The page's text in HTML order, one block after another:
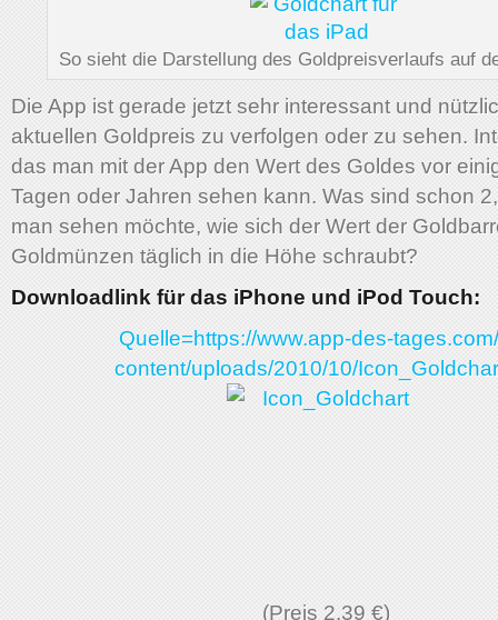
So sieht die Darstellung des Goldpreisverlaufs auf
Die App ist gerade jetzt sehr interessant und
aktuellen Goldpreis zu verfolgen oder zu sehen.
das man mit der App den Wert des Goldes vor
Tagen oder Jahren sehen kann. Was sind schon
man sehen möchte, wie sich der Wert der
Goldmünzen täglich in die Höhe schraubt?
Downloadlink für das iPhone und iPod Touch:
Quelle=https://www.app-des-
content/uploads/2010/10/
(Preis 2,39 €)